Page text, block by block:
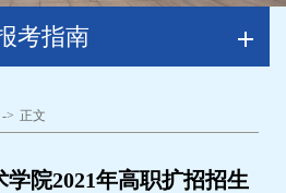
考指南
-> 正文
院2021年高职扩招招生